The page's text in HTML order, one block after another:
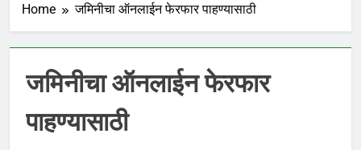
Home जमिनीचा ऑनलाईन फेरफार पाहण्यासाठी
जमिनीचा ऑनलाईन फेरफार
पाहण्यासाठी